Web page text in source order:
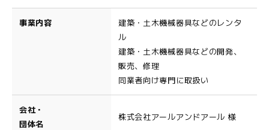
事業内容
建築・土木機械器具などのレンタ
ル
建築・土木機械器具などの開発、
販売、修理
同業者向け専門に取扱い
会社・
団体名
株式会社アールアンドアール 様